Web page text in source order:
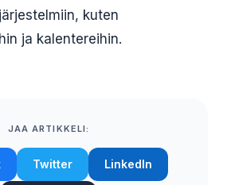
kuten
ja kalentereihin.
JAA ARTIKKELI:
Twitter LinkedIn